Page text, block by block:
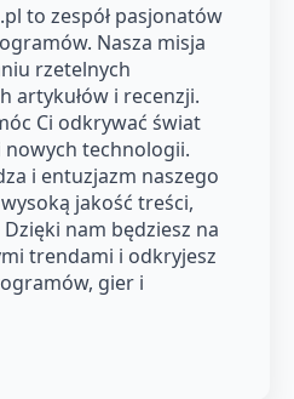
to zespół pasjonatów
Nasza misja
rzetelnych
artykułów i recenzji.
Ci odkrywać świat
technologii.
i entuzjazm naszego
jakość treści,
nam będziesz na
trendami i odkryjesz
gier i